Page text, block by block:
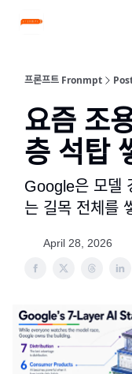
프론프트 Fronmpt
요즘
층 석탑
Google은 모델
는 길목 전체를
April 28, 2026